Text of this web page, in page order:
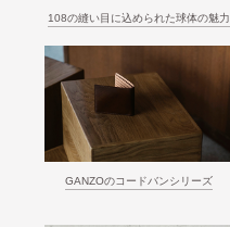
108の縫い目に込められた球体の魅力
GANZOのコードバンシリーズ